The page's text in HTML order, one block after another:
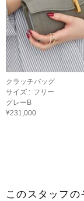
クラッチバッグ
サイズ : フリー
グレーB
¥231,000
このスタッフ